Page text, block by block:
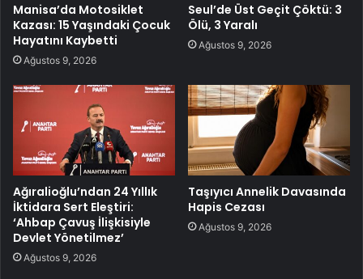
Manisa’da Motosiklet
Kazası: 15 Yaşındaki Çocuk
Hayatını Kaybetti
Ağustos 9, 2026
Seul’de Üst Geçit Çöktü: 3
Ölü, 3 Yaralı
Ağustos 9, 2026
Ağıralioğlu’ndan 24 Yıllık
İktidara Sert Eleştiri:
‘Ahbap Çavuş İlişkisiyle
Devlet Yönetilmez’
Ağustos 9, 2026
Taşıyıcı Annelik Davasında
Hapis Cezası
Ağustos 9, 2026